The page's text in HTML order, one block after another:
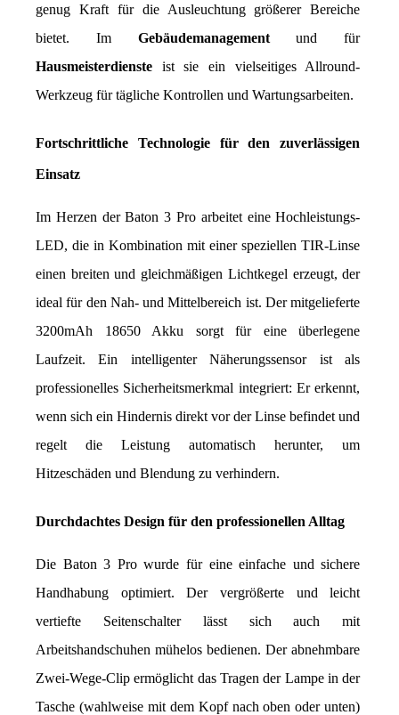
genug Kraft für die Ausleuchtung größerer Bereiche
bietet. Im Gebäudemanagement
und für
Hausmeisterdienste ist sie ein vielseitiges Allround-
Werkzeug für tägliche Kontrollen und Wartungsarbeiten.
Fortschrittliche Technologie für den zuverlässigen
Einsatz
Im Herzen der Baton 3 Pro arbeitet eine Hochleistungs-
LED, die in Kombination mit einer speziellen TIR-Linse
einen breiten und gleichmäßigen Lichtkegel erzeugt, der
ideal für den Nah- und Mittelbereich ist. Der mitgelieferte
3200mAh 18650 Akku sorgt für eine überlegene
Laufzeit. Ein intelligenter Näherungssensor ist als
professionelles Sicherheitsmerkmal integriert: Er erkennt,
wenn sich ein Hindernis direkt vor der Linse befindet und
regelt die Leistung automatisch herunter, um
Hitzeschäden und Blendung zu verhindern.
Durchdachtes Design für den professionellen Alltag
Die Baton 3 Pro wurde für eine einfache und sichere
Handhabung optimiert. Der vergrößerte und leicht
vertiefte Seitenschalter lässt sich auch mit
Arbeitshandschuhen mühelos bedienen. Der abnehmbare
Zwei-Wege-Clip ermöglicht das Tragen der Lampe in der
Tasche (wahlweise mit dem Kopf nach oben oder unten)